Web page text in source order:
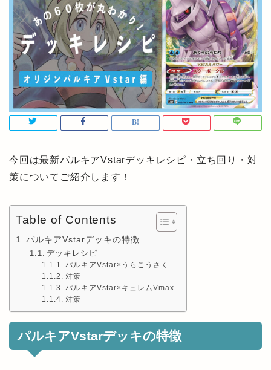
今回は最新パルキアVstarデッキレシピ・立ち回り・対
策についてご紹介します！
Table of Contents
パルキアVstarデッキの特徴
デッキレシピ
パルキアVstar×うらこうさく
対策
パルキアVstar×キュレムVmax
対策
パルキアVstarデッキの特徴